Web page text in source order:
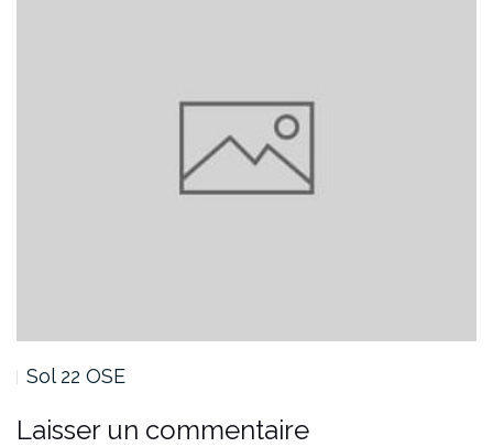
Sol 21
Laisser un commentaire